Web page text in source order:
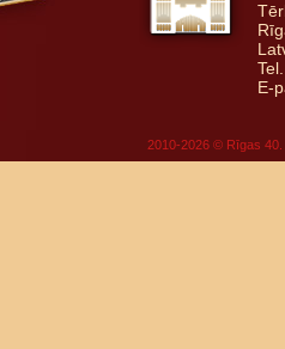
E-
2010-2026 © Rīgas